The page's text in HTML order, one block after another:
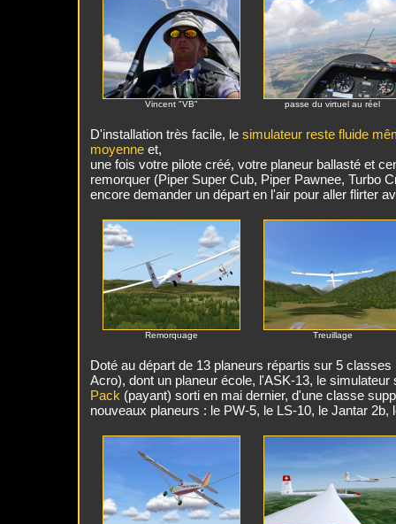
Vincent "VB" passe du virtuel au réel
D'installation très facile, le simulateur reste fluide
moyenne et,
une fois votre pilote créé, votre planeur ballasté et
remorquer (Piper Super Cub, Piper Pawnee, Turbo
encore demander un départ en l'air pour aller flirter
Remorquage Treuillage
Doté au départ de 13 planeurs répartis sur 5
Acro), dont un planeur école, l'ASK-13, le
Pack (payant) sorti en mai dernier, d'une classe
nouveaux planeurs : le PW-5, le LS-10, le Jantar 2b,